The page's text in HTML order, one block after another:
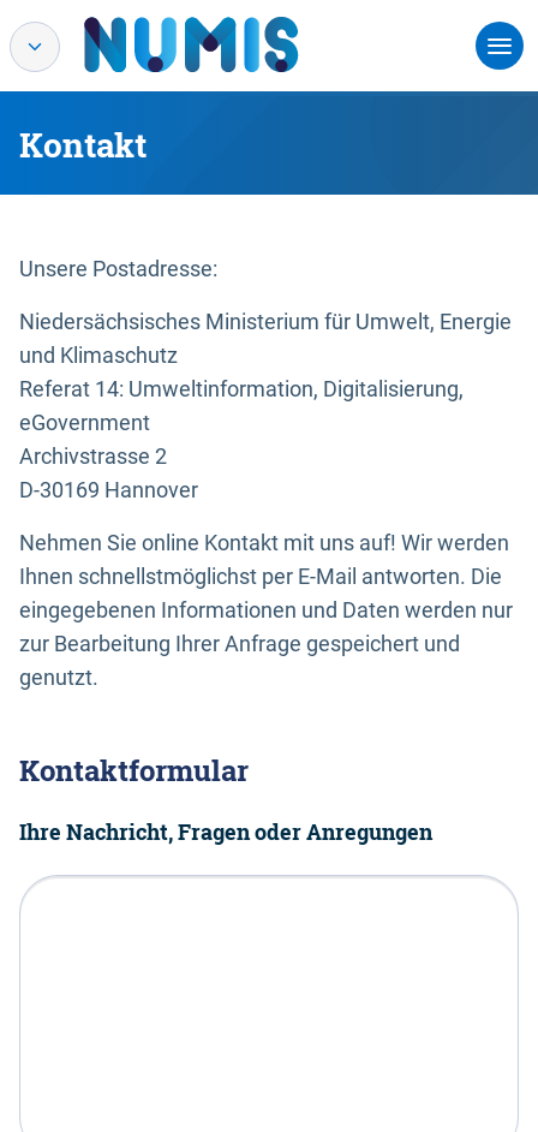
Kontakt
Unsere Postadresse:
Niedersächsisches Ministerium für Umwelt, Energie
und Klimaschutz
Referat 14: Umweltinformation, Digitalisierung,
eGovernment
Archivstrasse 2
D-30169 Hannover
Nehmen Sie online Kontakt mit uns auf! Wir werden
Ihnen schnellstmöglichst per E-Mail antworten. Die
eingegebenen Informationen und Daten werden nur
zur Bearbeitung Ihrer Anfrage gespeichert und
genutzt.
Kontaktformular
Ihre Nachricht, Fragen oder Anregungen